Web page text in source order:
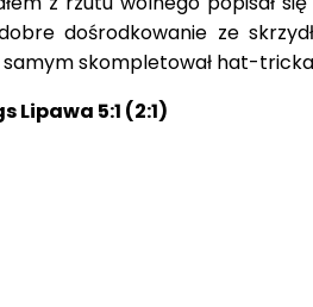
dośrodkowanie ze
skompletował hat-
Lipawa 5:1 (2:1)